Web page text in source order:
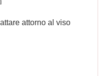
attorno al viso